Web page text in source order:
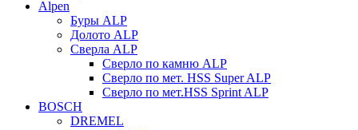
Alpen
Буры ALP
Долото ALP
Сверла ALP
Сверло по камню ALP
Сверло по мет. HSS Super ALP
Сверло по мет.HSS Sprint ALP
BOSCH
DREMEL